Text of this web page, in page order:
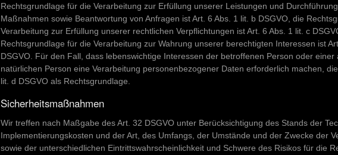
Rechtsgrundlage für die Verarbeitung zur Erfüllung unserer Leistungen und
Maßnahmen sowie Beantwortung von Anfragen ist Art. 6 Abs. 1 lit. b DSGVO, die
Verarbeitung zur Erfüllung unserer rechtlichen Verpflichtungen ist Art. 6 Abs. 1 lit. c
Rechtsgrundlage für die Verarbeitung zur Wahrung unserer berechtigten Interessen ist
DSGVO. Für den Fall, dass lebenswichtige Interessen der betroffenen Person oder einer
natürlichen Person eine Verarbeitung personenbezogener Daten erforderlich machen,
lit. d DSGVO als Rechtsgrundlage.
Sicherheitsmaßnahmen
Wir treffen nach Maßgabe des Art. 32 DSGVO unter Berücksichtigung des Stands der
Implementierungskosten und der Art, des Umfangs, der Umstände und der Zwecke der
sowie der unterschiedlichen Eintrittswahrscheinlichkeit und Schwere des Risikos für die